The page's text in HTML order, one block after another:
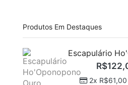
Produtos Em Destaques
R$
2x R$61,00